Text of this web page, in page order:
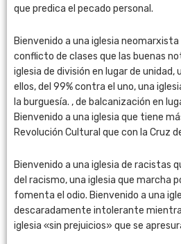
que predica el pecado personal.
Bienvenido a una iglesia neomarxista
conflicto de clases que las buenas
iglesia de división en lugar de
ellos, del 99% contra el uno, una
la burguesía. , de balcanización en
Bienvenido a una iglesia que tiene
Revolución Cultural que con la Cruz
Bienvenido a una iglesia de racistas
del racismo, una iglesia que marcha
fomenta el odio. Bienvenido a una
descaradamente intolerante
iglesia «sin prejuicios» que se